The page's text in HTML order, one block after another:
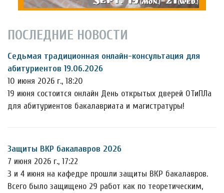
ПОСЛЕДНИЕ НОВОСТИ
Седьмая традиционная онлайн-консультация для
абитуриентов 19.06.2026
10 июня 2026 г., 18:20
19 июня состоится онлайн День открытых дверей ОТиПЛа
для абитуриентов бакалавриата и магистратуры!
Защиты ВКР бакалавров 2026
7 июня 2026 г., 17:22
3 и 4 июня на кафедре прошли защиты ВКР бакалавров.
Всего было защищено 29 работ как по теоретическим,